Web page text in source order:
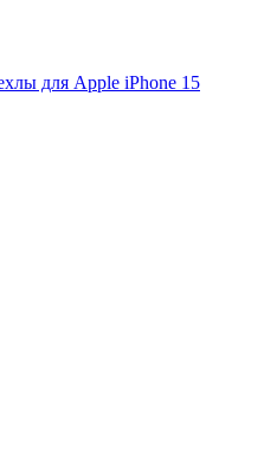
для Apple iPhone 15